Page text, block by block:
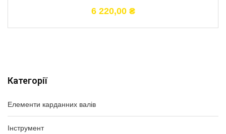
Категорії
Елементи карданних валів
Інструмент
6 220,00 ₴